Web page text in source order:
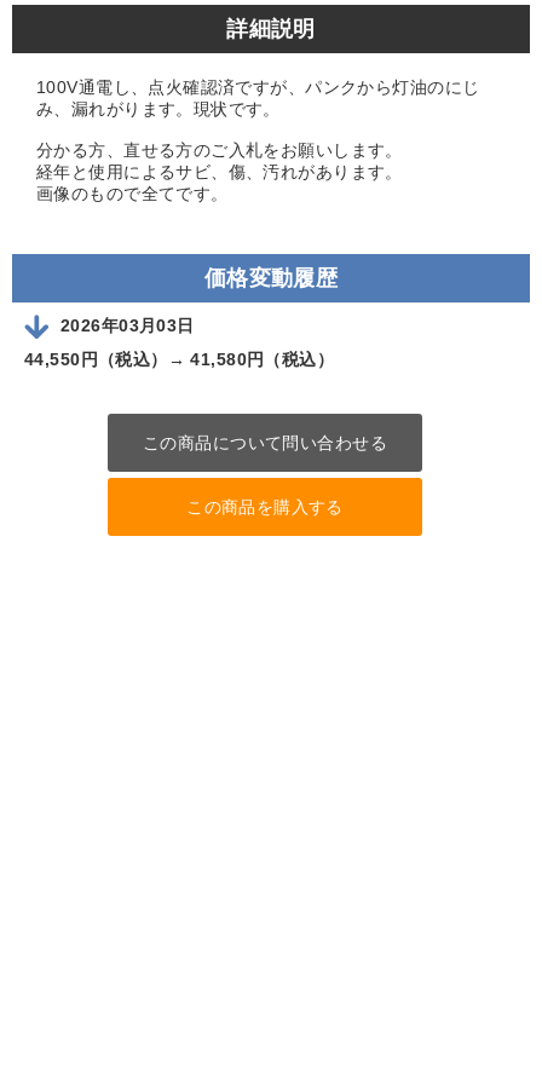
詳細説明
100V通電し、点火確認済ですが、パンクから灯油のにじ
み、漏れがります。現状です。
分かる方、直せる方のご入札をお願いします。
経年と使用によるサビ、傷、汚れがあります。
画像のもので全てです。
価格変動履歴
2026年03月03日
44,550円（税込）→ 41,580円（税込）
この商品について問い合わせる
この商品を購入する